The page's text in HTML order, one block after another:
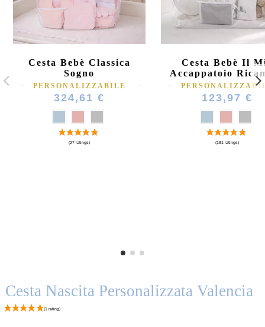
Cesta Bebè Classica
Sogno
PERSONALIZZABILE
324,61 €
Cesta Bebè Il
Accappatoio
123,97 €
Cesta Nascita Personalizzata Valencia